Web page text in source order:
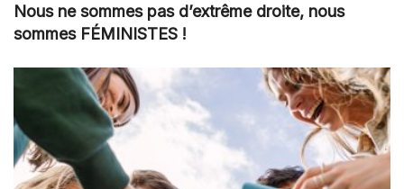
Nous ne sommes pas d’extrême droite, nous
sommes FÉMINISTES !